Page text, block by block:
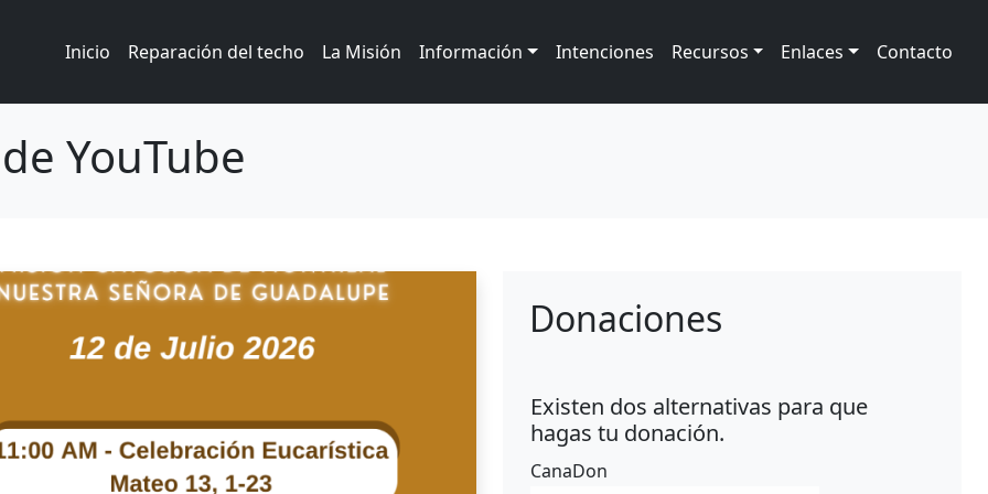
Inicio Reparación del techo La Misión Información Intenciones Recursos Enlaces Contacto
YouTube
Donaciones
Existen dos alternativas para que
hagas tu donación.
CanaDon